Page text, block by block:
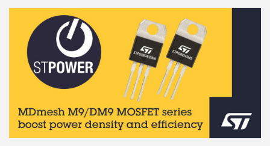
Magazyny
Archiwum
Do pobrania